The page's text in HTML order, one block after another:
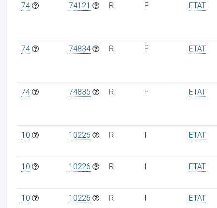
74 74121 R F ETAT
74 74834 R F ETAT
74 74835 R F ETAT
10 10226 R I ETAT
10 10226 R I ETAT
10 10226 R I ETAT